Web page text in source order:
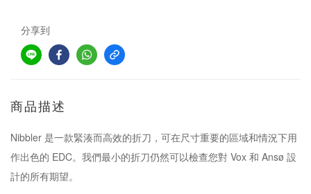
分享到
商品描述
Nibbler 是一款緊湊而高效的折刀，可在尺寸重要的區域和情況下用
作出色的 EDC。我們最小的折刀仍然可以檢查您對 Vox 和 Ansø 設
計的所有期望。